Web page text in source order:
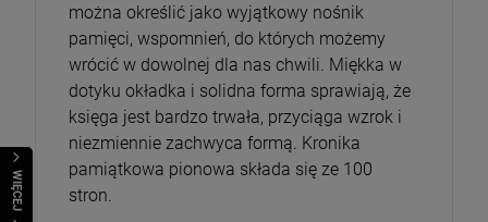
WIĘCEJ
można określić jako wyjątkowy nośnik
pamięci, wspomnień, do których możemy
wrócić w dowolnej dla nas chwili. Miękka w
dotyku okładka i solidna forma sprawiają, że
księga jest bardzo trwała, przyciąga wzrok i
niezmiennie zachwyca formą. Kronika
pamiątkowa pionowa składa się ze 100
stron.